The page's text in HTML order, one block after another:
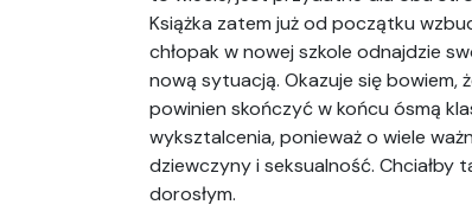
Książka zatem już od początku
chłopak w nowej szkole odnajdzie
nową sytuacją. Okazuje się bowiem,
powinien skończyć w końcu ósmą
wyksztalcenia, ponieważ o wiele
dziewczyny i seksualność.
dorosłym.